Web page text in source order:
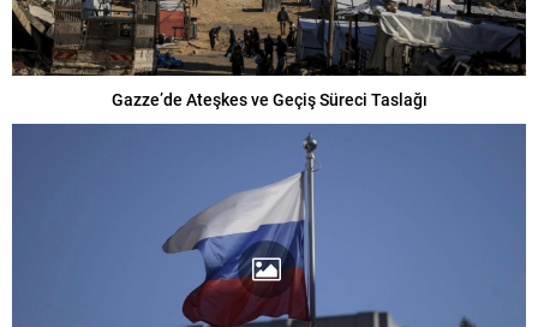
Gazze’de Ateşkes ve Geçiş Süreci Taslağı